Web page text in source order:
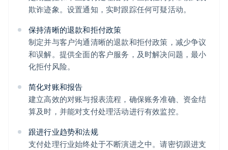
欺诈迹象。设置通知，实时跟踪任何可疑活动。
保持清晰的退款和拒付政策
制定并与客户沟通清晰的退款和拒付政策，减少争议
和误解。提供全面的客户服务，及时解决问题，最小
化拒付风险。
简化对账和报告
建立高效的对账与报表流程，确保账务准确、资金结
算及时，并能对支付处理活动进行有效监控。
跟进行业趋势和法规
支付处理行业始终处于不断演进之中。请密切跟进支